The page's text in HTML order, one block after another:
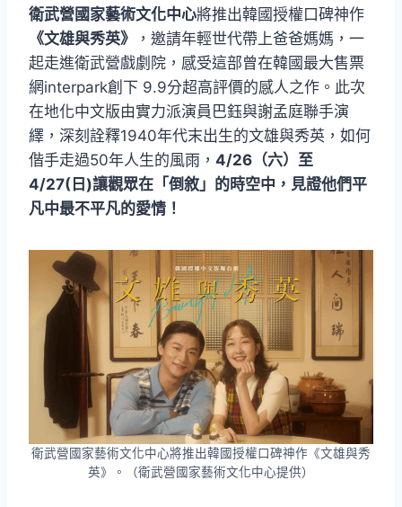
衛武營國家藝術文化中心將推出韓國授權口碑神作
《文雄與秀英》
，邀請年輕世代帶上爸爸媽媽，一
起走進衛武營戲劇院，感受這部曾在韓國最大售票
網interpark創下 9.9分超高評價的感人之作。此次
在地化中文版由實力派演員巴鈺與謝孟庭聯手演
繹，深刻詮釋1940年代末出生的文雄與秀英，如何
偕手走過50年人生的風雨， 4/26（六）至
4/27(日)讓觀眾在「倒敘」的時空中，見證他們平
凡中最不平凡的愛情！
衛武營國家藝術文化中心將推出韓國授權口碑神作《文雄與秀
英》。（衛武營國家藝術文化中心提供）